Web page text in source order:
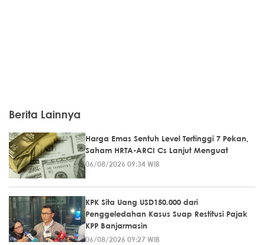
Berita Lainnya
Harga Emas Sentuh Level Tertinggi 7 Pekan,
Saham HRTA-ARCI Cs Lanjut Menguat
06/08/2026 09:34 WIB
KPK Sita Uang USD150.000 dari
Penggeledahan Kasus Suap Restitusi Pajak
KPP Banjarmasin
06/08/2026 09:27 WIB